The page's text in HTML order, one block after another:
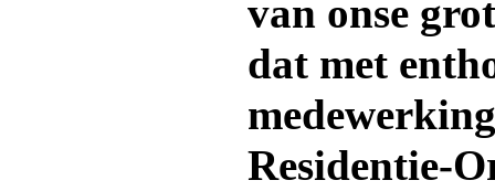
van onse
dat met
Residentie-